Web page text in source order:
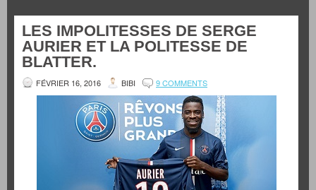
LES IMPOLITESSES DE SERGE
AURIER ET LA POLITESSE DE
BLATTER.
FÉVRIER 16, 2016 BIBI 9 COMMENTS